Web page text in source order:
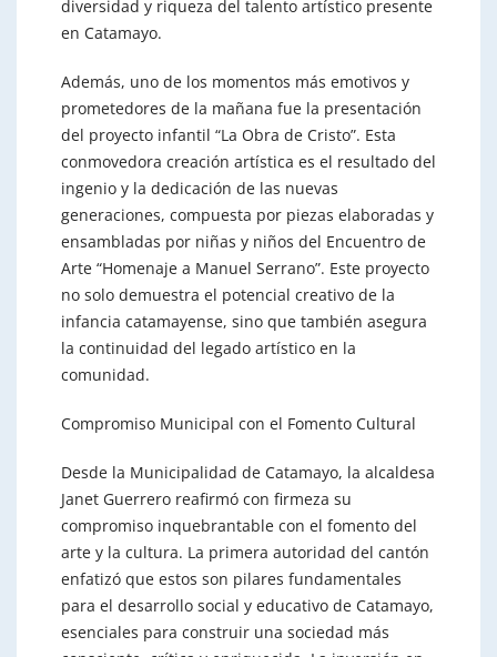
diversidad y riqueza del talento artístico presente
en Catamayo.
Además, uno de los momentos más emotivos y
prometedores de la mañana fue la presentación
del proyecto infantil “La Obra de Cristo”. Esta
conmovedora creación artística es el resultado del
ingenio y la dedicación de las nuevas
generaciones, compuesta por piezas elaboradas y
ensambladas por niñas y niños del Encuentro de
Arte “Homenaje a Manuel Serrano”. Este proyecto
no solo demuestra el potencial creativo de la
infancia catamayense, sino que también asegura
la continuidad del legado artístico en la
comunidad.
Compromiso Municipal con el Fomento Cultural
Desde la Municipalidad de Catamayo, la alcaldesa
Janet Guerrero reafirmó con firmeza su
compromiso inquebrantable con el fomento del
arte y la cultura. La primera autoridad del cantón
enfatizó que estos son pilares fundamentales
para el desarrollo social y educativo de Catamayo,
esenciales para construir una sociedad más